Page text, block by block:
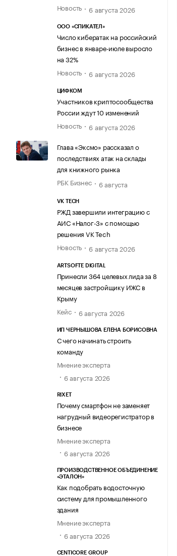
Новость
6 августа 2026
ООО «СПИКАТЕЛ»
Число кибератак на российский
бизнес в январе-июле выросло
на 32%
Новость
6 августа 2026
ЦИФКОМ
Участников криптосообщества
России ждут 10 изменений
Новость
6 августа 2026
Глава «Эксмо» рассказал о
последствиях атак на склады
для книжного рынка
РБК Бизнес
6 августа
VK TECH
РЖД завершили интеграцию с
АИС «Налог-3» с помощью
решения VK Tech
Новость
6 августа 2026
ARTSOFTE DIGITAL
Принесли 364 целевых лида за 8
месяцев застройщику ИЖС в
Крыму
Кейс
6 августа 2026
ИП ЧЕРНЫШОВА ЕЛЕНА БОРИСОВНА
С чего начинать строить
команду
Мнение эксперта
6 августа 2026
RIXET
Почему смартфон не заменяет
нагрудный видеорегистратор в
бизнесе
Мнение эксперта
6 августа 2026
ПРОИЗВОДСТВЕННОЕ ОБЪЕДИНЕНИЕ
«ЭТАЛОН»
Как подобрать водосточную
систему для промышленного
здания
Мнение эксперта
6 августа 2026
CENTICORE GROUP